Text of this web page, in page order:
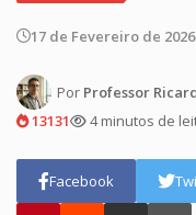
17 de Fevereiro de 2026
Por Professor
13131
4 minutos de
Facebook